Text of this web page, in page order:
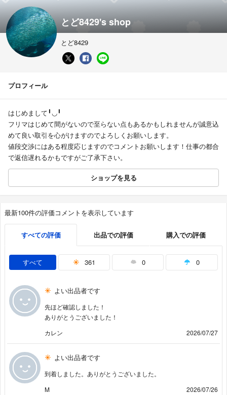
とど8429's shop
とど8429
プロフィール
はじめまして╹◡╹
フリマはじめて間がないので至らない点もあるかもしれませんが誠意込
めて良い取引を心がけますのでよろしくお願いします。
値段交渉にはある程度応じますのでコメントお願いします！仕事の都合
で返信遅れるかもですがご了承下さい。
ショップを見る
最新100件の評価コメントを表示しています
すべての評価 出品での評価 購入での評価
すべて 361 0 0
よい出品者です
先ほど確認しました！
ありがとうございました！
カレン
2026/07/27
よい出品者です
到着しました。ありがとうございました。
M
2026/07/26